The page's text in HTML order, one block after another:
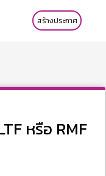
สร้างประกาศ
หรือ RMF